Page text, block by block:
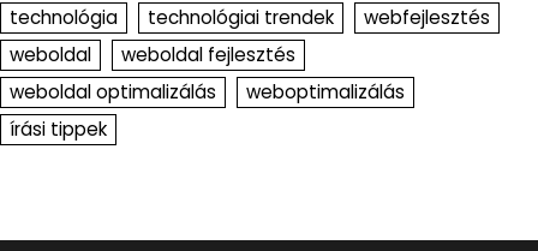
technológia
technológiai trendek
webfejlesztés
weboldal
weboldal fejlesztés
weboldal optimalizálás
weboptimalizálás
írási tippek